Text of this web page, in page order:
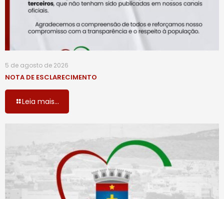
5 de agosto de 2026
NOTA DE ESCLARECIMENTO
Leia mais...